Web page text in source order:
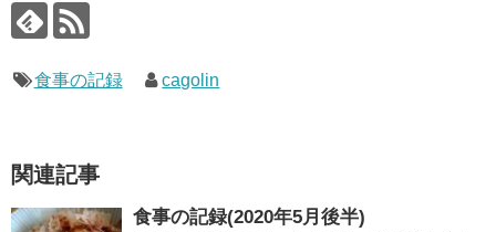
食事の記録 cagolin
関連記事
食事の記録(2020年5月後半)